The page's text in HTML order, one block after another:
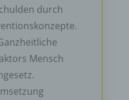
durch
Mensch